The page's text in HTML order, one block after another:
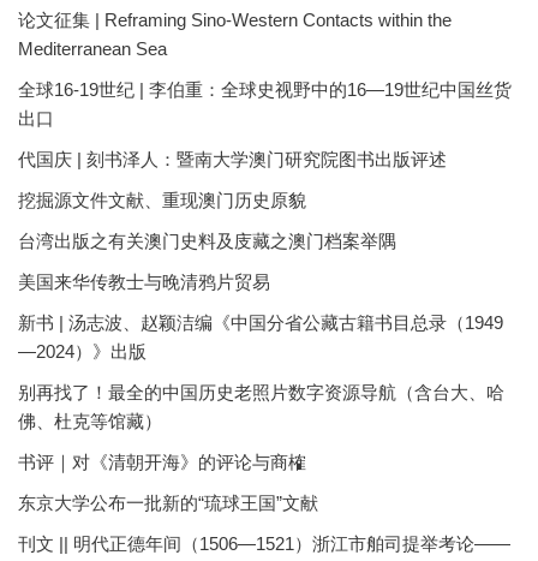
论文征集 | Reframing Sino-Western Contacts within the
Mediterranean Sea
全球16-19世纪 | 李伯重：全球史视野中的16—19世纪中国丝货
出口
代国庆 | 刻书泽人：暨南大学澳门研究院图书出版评述
挖掘源文件文献、重现澳门历史原貌
台湾出版之有关澳门史料及庋藏之澳门档案举隅
美国来华传教士与晚清鸦片贸易
新书 | 汤志波、赵颖洁编《中国分省公藏古籍书目总录（1949
—2024）》出版
别再找了！最全的中国历史老照片数字资源导航（含台大、哈
佛、杜克等馆藏）
书评｜对《清朝开海》的评论与商榷
东京大学公布一批新的“琉球王国”文献
刊文 || 明代正德年间（1506—1521）浙江市舶司提举考论——